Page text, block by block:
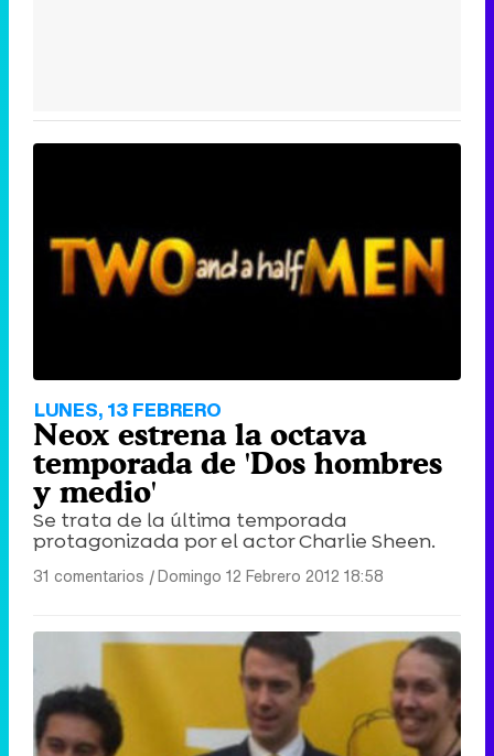
LUNES, 13 FEBRERO
Neox estrena la octava
temporada de 'Dos hombres
y medio'
Se trata de la última temporada
protagonizada por el actor Charlie Sheen.
31 comentarios |Domingo 12 Febrero 2012 18:58